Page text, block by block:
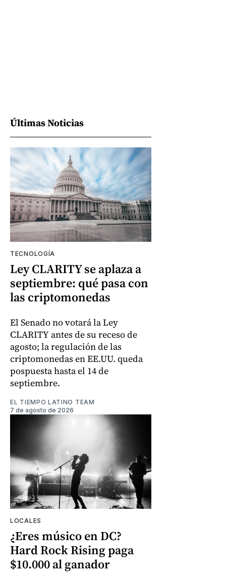
Últimas Noticias
TECNOLOGÍA
Ley CLARITY se aplaza a
septiembre: qué pasa con
las criptomonedas
El Senado no votará la Ley
CLARITY antes de su receso de
agosto; la regulación de las
criptomonedas en EE.UU. queda
pospuesta hasta el 14 de
septiembre.
EL TIEMPO LATINO TEAM
7 de agosto de 2026
LOCALES
¿Eres músico en DC?
Hard Rock Rising paga
$10.000 al ganador